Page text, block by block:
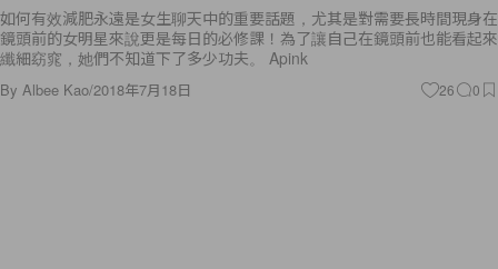
如何有效減肥永遠是女生聊天中的重要話題，尤其是對需要長時間現身在
鏡頭前的女明星來說更是每日的必修課！為了讓自己在鏡頭前也能看起來
纖細窈窕，她們不知道下了多少功夫。 Apink
By Albee Kao/2018年7月18日 26 0